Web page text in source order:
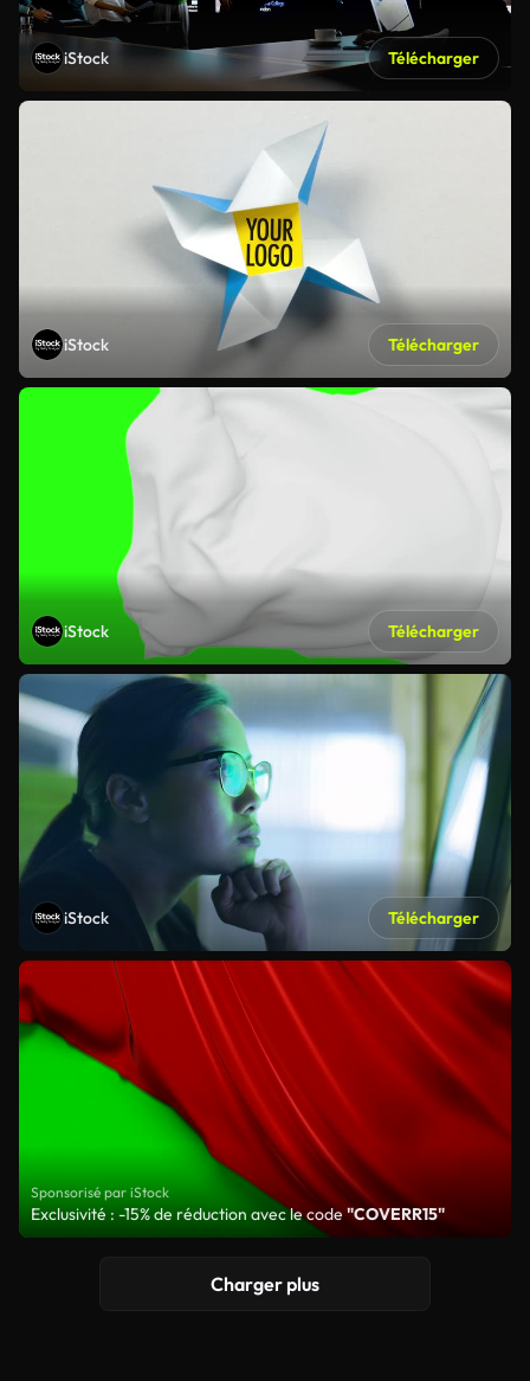
iStock Télécharger
iStock Télécharger
iStock Télécharger
iStock Télécharger
Sponsorisé par iStock
Exclusivité : -15% de réduction avec le code"COVERR15"
Charger plus